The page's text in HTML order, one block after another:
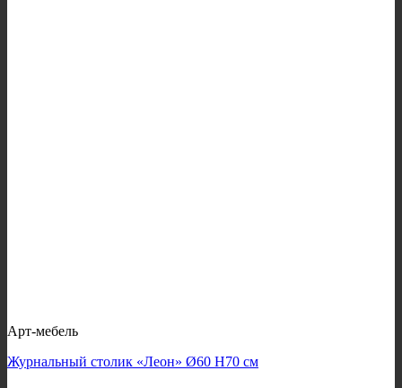
Арт-мебель
Журнальный столик «Леон» Ø60 H70 см